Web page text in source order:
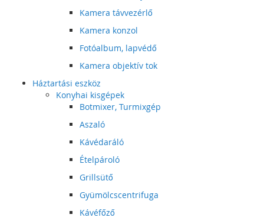
Kamera távvezérlő
Kamera konzol
Fotóalbum, lapvédő
Kamera objektív tok
Háztartási eszköz
Konyhai kisgépek
Botmixer, Turmixgép
Aszaló
Kávédaráló
Ételpároló
Grillsütő
Gyümölcscentrifuga
Kávéfőző